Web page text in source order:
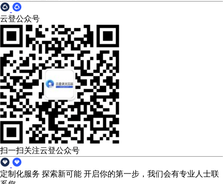
云登公众号
扫一扫关注云登公众号
定制化服务 探索新可能 开启你的第一步，我们会有专业人士联